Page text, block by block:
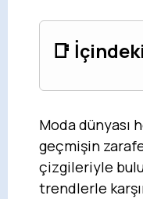
📑
Moda dünyası
geçmişin
çizgileriyle
trendlerle